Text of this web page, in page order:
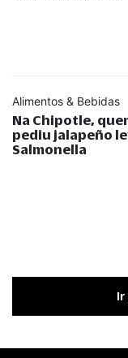
Alimentos & Bebidas
Na Chipotle,
pediu jalapeño
Salmonella
Ir